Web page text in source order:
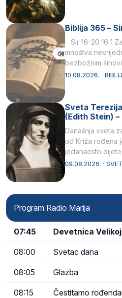
Sir 16-20 16 1
mnoštva
bezbožnim
10.08.2026. ·
Sveta
(Edith Stein)
Današnja sveta
od Križa rođena
jedanaesto
listopada 1891, u
09.08.2026. ·
Program Radio Marija
07:45 Devetnica
08:00 Svetac dana
08:05 Glazba
08:15 Čestitamo